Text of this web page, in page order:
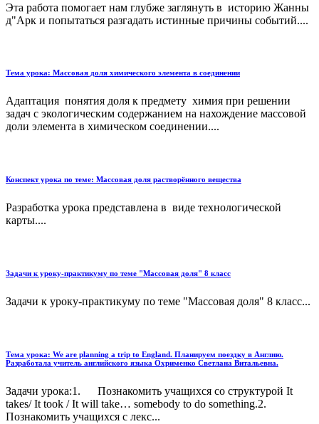
Эта работа помогает нам глубже заглянуть в историю Жанны
д"Арк и попытаться разгадать истинные причины событий....
Тема урока: Массовая доля химического элемента в соединении
Адаптация понятия доля к предмету химия при решении
задач с экологическим содержанием на нахождение массовой
доли элемента в химическом соединении....
Конспект урока по теме: Массовая доля растворённого вещества
Разработка урока представлена в виде технологической
карты....
Задачи к уроку-практикуму по теме "Массовая доля" 8 класс
Задачи к уроку-практикуму по теме "Массовая доля" 8 класс...
Тема урока: We are planning a trip to England. Планируем поездку в Англию.
Разработала учитель английского языка Охрименко Светлана Витальевна.
Задачи урока:1. Познакомить учащихся со структурой It
takes/ It took / It will take… somebody to do something.2.
Познакомить учащихся с лекс...